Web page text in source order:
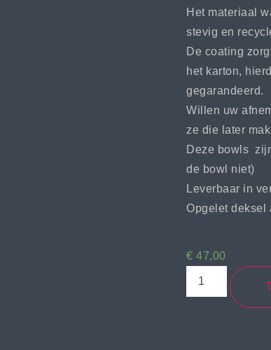
Het materiaal
stevig en
De coating
het karton,
gegarandeerd.
Willen uw
ze die later
Deze bowls
de bowl niet)
Leverbaar in
Opgelet deksel
€ 47,00